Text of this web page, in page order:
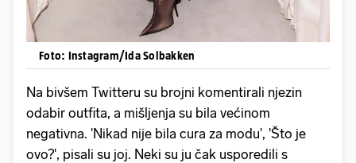
Foto: Instagram/Ida Solbakken
Na bivšem Twitteru su brojni komentirali njezin
odabir outfita, a mišljenja su bila većinom
negativna. 'Nikad nije bila cura za modu', 'Što je
ovo?', pisali su joj. Neki su ju čak usporedili s